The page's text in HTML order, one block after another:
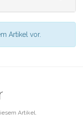
Artikel vor.
Artikel.